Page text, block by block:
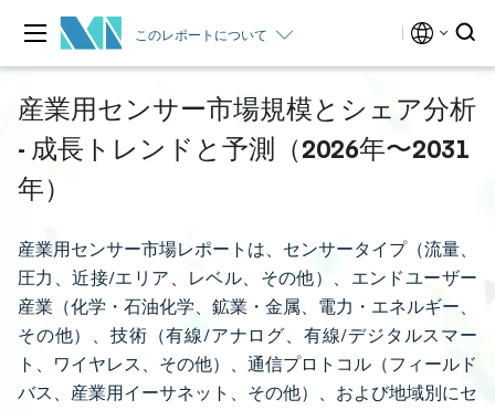
このレポートについて
産業用センサー市場規模とシェア分析
- 成長トレンドと予測（2026年〜2031
年）
産業用センサー市場レポートは、センサータイプ（流量、
圧力、近接/エリア、レベル、その他）、エンドユーザー
産業（化学・石油化学、鉱業・金属、電力・エネルギー、
その他）、技術（有線/アナログ、有線/デジタルスマー
ト、ワイヤレス、その他）、通信プロトコル（フィールド
バス、産業用イーサネット、その他）、および地域別にセ